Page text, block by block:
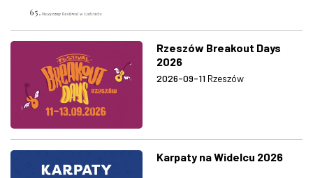
Rzeszów Breakout Days
2026
2026-09-11 Rzeszów
Karpaty na Widelcu 2026